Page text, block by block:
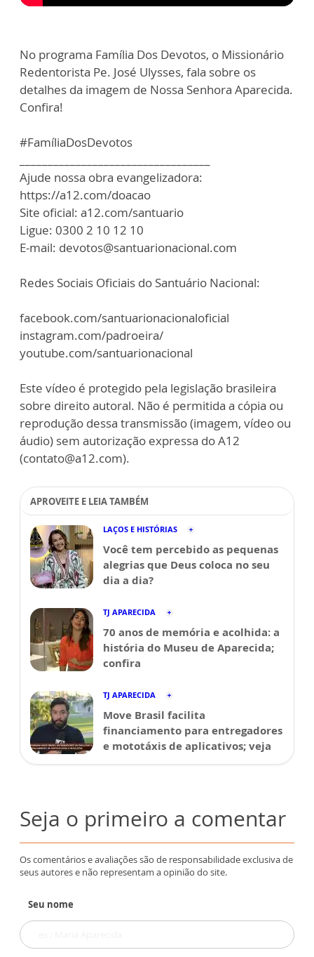
No programa Família Dos Devotos, o Missionário
Redentorista Pe. José Ulysses, fala sobre os
detalhes da imagem de Nossa Senhora Aparecida.
Confira!
#FamíliaDosDevotos
Ajude nossa obra evangelizadora:
https://a12.com/doacao
Site oficial: a12.com/santuario
Ligue: 0300 2 10 12 10
E-mail: devotos@santuarionacional.com
Redes Sociais Oficiais do Santuário Nacional:
facebook.com/santuarionacionaloficial
instagram.com/padroeira/
youtube.com/santuarionacional
Este vídeo é protegido pela legislação brasileira
sobre direito autoral. Não é permitida a cópia ou
reprodução dessa transmissão (imagem, vídeo ou
áudio) sem autorização expressa do A12
(contato@a12.com).
APROVEITE E LEIA TAMBÉM
LAÇOS E HISTÓRIAS
Você tem percebido as pequenas
alegrias que Deus coloca no seu
dia a dia?
TJ APARECIDA
70 anos de memória e acolhida: a
história do Museu de Aparecida;
confira
TJ APARECIDA
Move Brasil facilita
financiamento para entregadores
e mototáxis de aplicativos; veja
Seja o primeiro a comentar
Os comentários e avaliações são de responsabilidade exclusiva de
seus autores e não representam a opinião do site.
Seu nome